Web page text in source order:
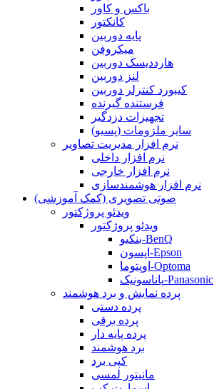
باکس و کاور
کانکتور
پایه دوربین
میکروفن
هارددیسک دوربین
لنز دوربین
کیبورد کنترلر دوربین
فرستنده گیرنده
تجهیزات دزدگیر
سایر ملزومات (پسیو)
نرم افزار مدیریت تصاویر
نرم افزار داخلی
نرم افزار خارجی
نرم افزار هوشمندسازی
صوتی تصویری (کمک آموزشی)
ویدئو پروژکتور
ویدئو پروژکتور
بنکیو-BenQ
اپسون-Epson
اوپتوما-Optoma
پاناسونیک-Panasonic
پرده نمایش و برد هوشمند
پرده دستی
پرده برقی
پرده پایه دار
برد هوشمند
کپی برد
مانیتور لمسی